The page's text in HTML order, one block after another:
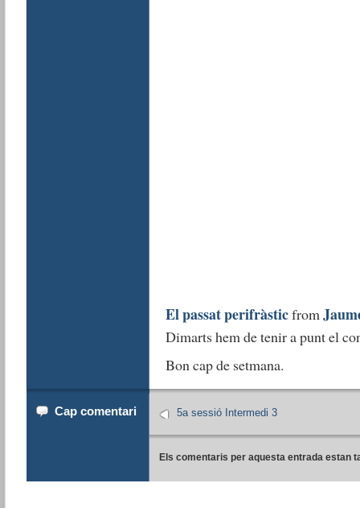
El passat perifràsticfrom
Dimarts hem de tenir a punt el
Bon cap de setmana.
Cap comentari 5a sessió Intermedi 3
Els comentaris per aquesta entrada estan